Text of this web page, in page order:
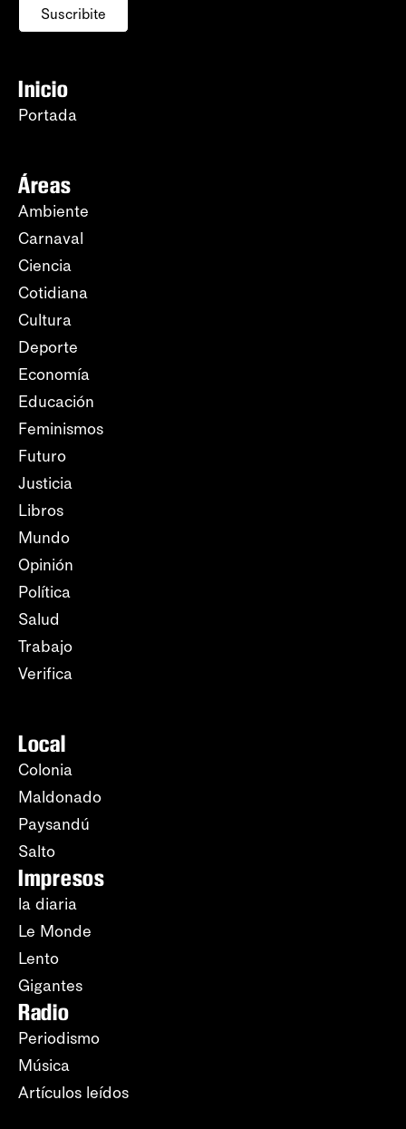
Suscribite
Inicio
Portada
Áreas
Ambiente
Carnaval
Ciencia
Cotidiana
Cultura
Deporte
Economía
Educación
Feminismos
Futuro
Justicia
Libros
Mundo
Opinión
Política
Salud
Trabajo
Verifica
Local
Colonia
Maldonado
Paysandú
Salto
Impresos
la diaria
Le Monde
Lento
Gigantes
Radio
Periodismo
Música
Artículos leídos